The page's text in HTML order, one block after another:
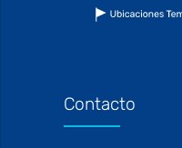
Contacto